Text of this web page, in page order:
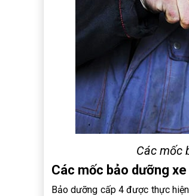
Các mốc
Các mốc bảo dưỡng
Bảo dưỡng cấp 4 được thực